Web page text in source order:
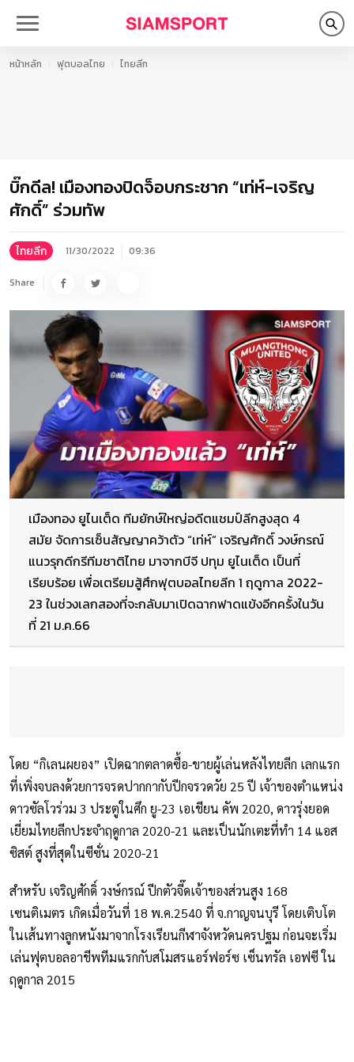
หน้าหลัก ฟุตบอลไทย ไทยลีก
บิ๊กดีล! เมืองทองปิดจ็อบกระชาก “เท่ห์-เจริญ
ศักดิ์” ร่วมทัพ
ไทยลีก 11/30/2022 09:36
Share
เมืองทอง ยูไนเต็ด ทีมยักษ์ใหญ่อดีตแชมป์ลีกสูงสุด 4
สมัย จัดการเซ็นสัญญาคว้าตัว “เท่ห์” เจริญศักดิ์ วงษ์กรณ์
แนวรุกดีกรีทีมชาติไทย มาจากบีจี ปทุม ยูไนเต็ด เป็นที่
เรียบร้อย เพื่อเตรียมสู้ศึกฟุตบอลไทยลีก 1 ฤดูกาล 2022-
23 ในช่วงเลกสองที่จะกลับมาเปิดฉากฟาดแข้งอีกครั้งในวัน
ที่ 21 ม.ค.66
โดย “กิเลนผยอง” เปิดฉากตลาดซื้อ-ขายผู้เล่นหลังไทยลีก เลกแรก
ที่เพิ่งจบลงด้วยการจรดปากกากับปีกจรวดวัย 25 ปี เจ้าของตำแหน่ง
ดาวซัลโวร่วม 3 ประตูในศึก ยู-23 เอเชียน คัพ 2020, ดาวรุ่งยอด
เยี่ยมไทยลีกประจำฤดูกาล 2020-21 และเป็นนักเตะที่ทำ 14 แอส
ซิสต์ สูงที่สุดในซีซั่น 2020-21
สำหรับ เจริญศักดิ์ วงษ์กรณ์ ปีกตัวจี๊ดเจ้าของส่วนสูง 168
เซนติเมตร เกิดเมื่อวันที่ 18 พ.ค.2540 ที่ จ.กาญจนบุรี โดยเติบโต
ในเส้นทางลูกหนังมาจากโรงเรียนกีฬาจังหวัดนครปฐม ก่อนจะเริ่ม
เล่นฟุตบอลอาชีพทีมแรกกับสโมสรแอร์ฟอร์ซ เซ็นทรัล เอฟซี ใน
ฤดูกาล 2015